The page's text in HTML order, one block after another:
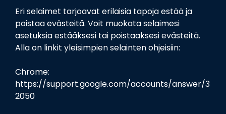
Eri selaimet tarjoavat erilaisia tapoja estää ja
poistaa evästeitä. Voit muokata selaimesi
asetuksia estääksesi tai poistaaksesi evästeitä.
Alla on linkit yleisimpien selainten ohjeisiin:
Chrome:
https://support.google.com/accounts/answer/3
2050